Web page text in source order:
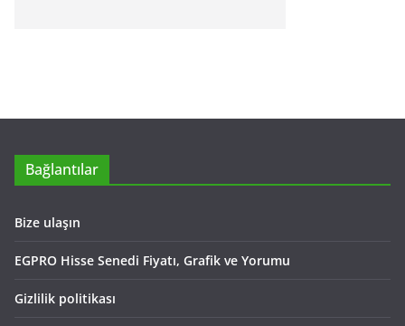
Bağlantılar
Bize ulaşın
EGPRO Hisse Senedi Fiyatı, Grafik ve Yorumu
Gizlilik politikası